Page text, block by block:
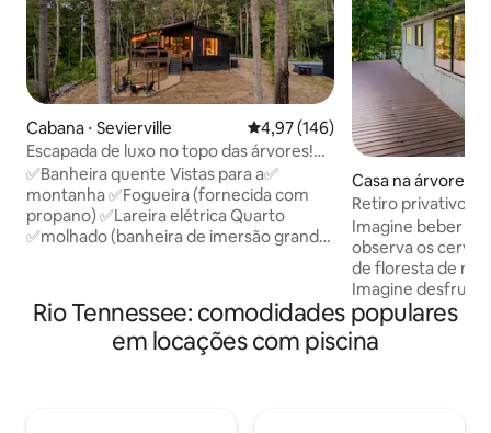
Cabana ⋅ Sevierville 4,97 de uma avaliação média de
4,97 (146)
Escapada de luxo no topo das árvores!
Banheira de hidromassagem, fogueira e
vistas!
✅Banheira quente Vistas para a✅
montanha ✅Fogueira (fornecida com
propano) ✅Lareira elétrica Quarto
✅molhado (banheira de imersão grande
coberta com refeições ao ar livre
✅Cabana moderna e compacta (600 pés
quadrados) Condomínio fechado✅
privado com segurança Piscina ✅
Casa na árvore ⋅
Retiro privativo
Sauna|Banheira
Imagine beber
observa os
de floresta de
Imagine
privado marcado
pular em seu
trilha de 9 milhas,
Rio Tennessee: comodidades populares
em locações com piscina